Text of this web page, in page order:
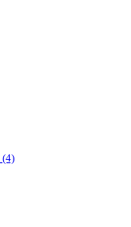
(4)